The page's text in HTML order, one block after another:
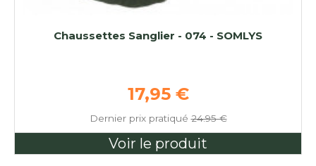
Chaussettes Sanglier - 074 - SOMLYS
Prix de base
17,95 €
Dernier prix pratiqué24.95 €
Voir le produit